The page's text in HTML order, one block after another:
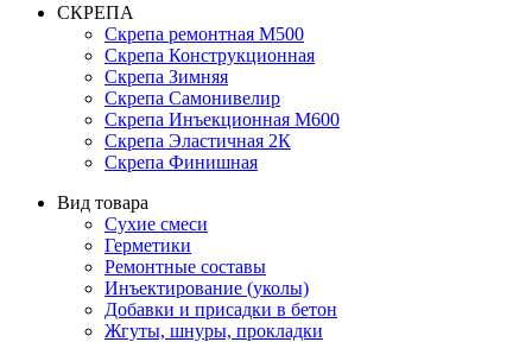
СКРЕПА
Скрепа ремонтная М500
Скрепа Конструкционная
Скрепа Зимняя
Скрепа Самонивелир
Скрепа Инъекционная М600
Скрепа Эластичная 2К
Скрепа Финишная
Вид товара
Сухие смеси
Герметики
Ремонтные составы
Инъектирование (уколы)
Добавки и присадки в бетон
Жгуты, шнуры, прокладки